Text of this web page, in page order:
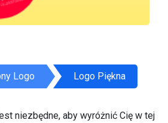
Logo Logo Piękna
niezbędne, aby wyróżnić Cię w tej